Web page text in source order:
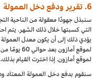
6. تقرير ودفع دخل العمولة
سنبذل جهودًا معقولة من الناحية
التي كسبتها خلال ذلك الشهر. يتم
يؤدي ذلك إلى أن يكون معدل
لموقع
لموقع أمازون. إذا اخترت القيام